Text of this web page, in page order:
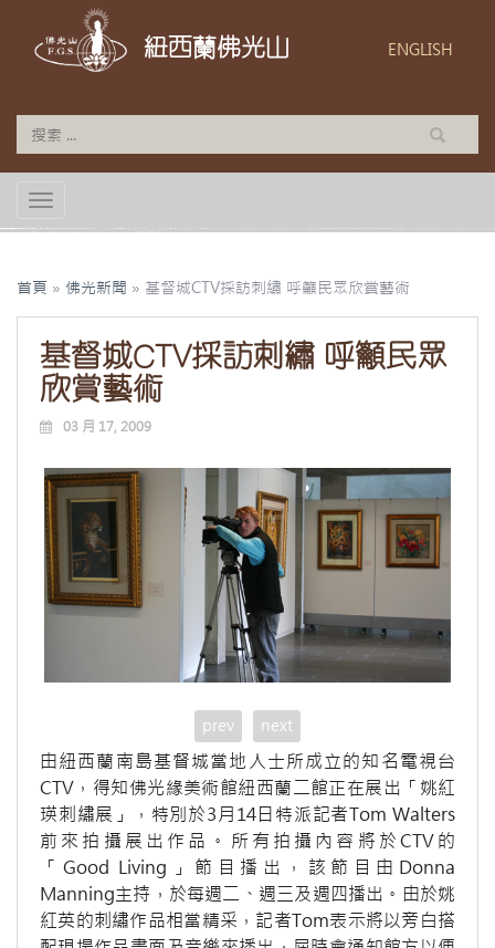
紐西蘭佛光山 ENGLISH
TOGGLE NAVIGATION
首頁 » 佛光新聞 » 基督城CTV採訪刺繡 呼籲民眾欣賞藝術
基督城CTV採訪刺繡 呼籲民眾
欣賞藝術
03 月 17, 2009
prev next
由紐西蘭南島基督城當地人士所成立的知名電視台
CTV，得知佛光緣美術館紐西蘭二館正在展出「姚紅
瑛刺繡展」，特別於3月14日特派記者Tom Walters
前來拍攝展出作品。所有拍攝內容將於CTV的
「Good Living」節目播出，該節目由Donna
Manning主持，於每週二、週三及週四播出。由於姚
紅英的刺繡作品相當精采，記者Tom表示將以旁白搭